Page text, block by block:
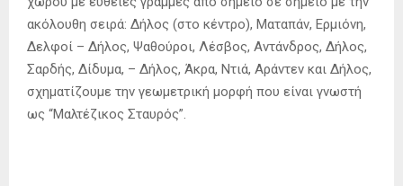
ακόλουθη σειρά: Δήλος (στο κέντρο), Ματαπάν, Ερμιόνη,
Δελφοί – Δήλος, Ψαθούροι, Λέσβος, Αντάνδρος, Δήλος,
Σαρδής, Δίδυμα, – Δήλος, Άκρα, Ντιά, Αράντεν και Δήλος,
σχηματίζουμε την γεωμετρική μορφή που είναι γνωστή
ως “Μαλτέζικος Σταυρός”.